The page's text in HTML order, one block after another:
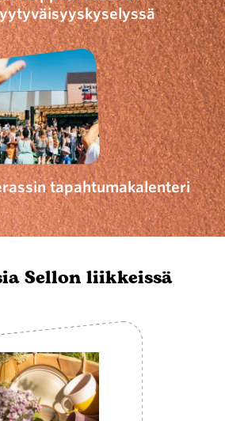
tapahtumakalenteri
Sellon liikkeissä